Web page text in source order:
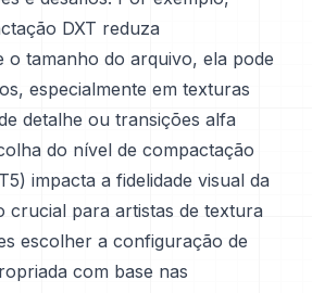
DXT reduza
o tamanho do arquivo, ela pode
especialmente em texturas
detalhe ou transições alfa
do nível de compactação
impacta a fidelidade visual da
crucial para artistas de textura
escolher a configuração de
com base nas